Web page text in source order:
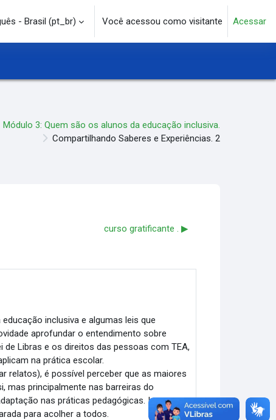
pesquisa
- Brasil ‎(pt_br)‎ Você acessou como visitante Acessar
Módulo 3: Quem são os alunos da educação inclusiva.
Compartilhando Saberes e Experiências. 2
curso gratificante . ▶︎
inclusiva e algumas leis que
aprofundar o entendimento sobre
Libras e os direitos das pessoas com TEA,
na prática escolar.
relatos), é possível perceber que as maiores
mas principalmente nas barreiras do
nas práticas pedagógicas. Isso
para acolher a todos.